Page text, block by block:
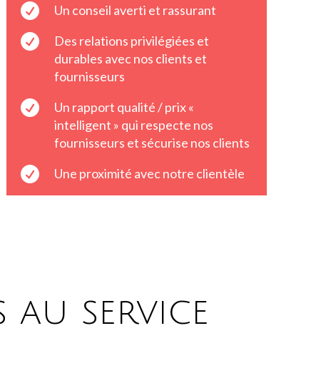
 Un conseil averti et rassurant

Des relations privilégiées et
durables avec nos clients et
fournisseurs

Un rapport qualité / prix «
intelligent » qui respecte nos
fournisseurs et sécurise nos clients
 Une proximité avec notre clientèle
au service